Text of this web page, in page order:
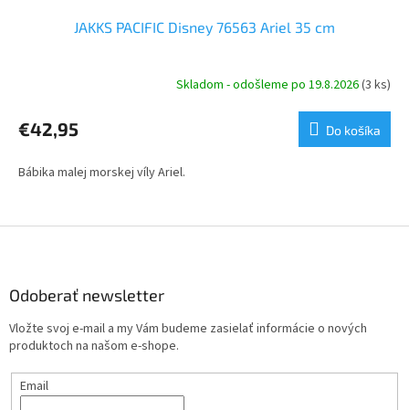
JAKKS PACIFIC Disney 76563 Ariel 35 cm
Skladom - odošleme po 19.8.2026(3 ks)
€42,95 Do košíka
Bábika malej morskej víly Ariel.
Odoberať newsletter
Vložte svoj e-mail a my Vám budeme zasielať informácie o nových
produktoch na našom e-shope.
Email